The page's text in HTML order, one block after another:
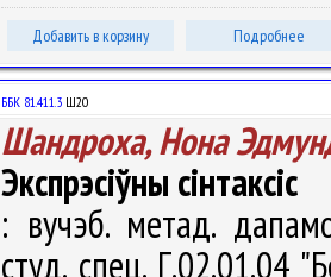
Добавить в корзину Подробнее
ББК 81.411.3 Ш20
Шандроха, Нона
Экспрэсіўны сінтаксіс
: вучэб. метад.
студ. спец. Г.02.01.04